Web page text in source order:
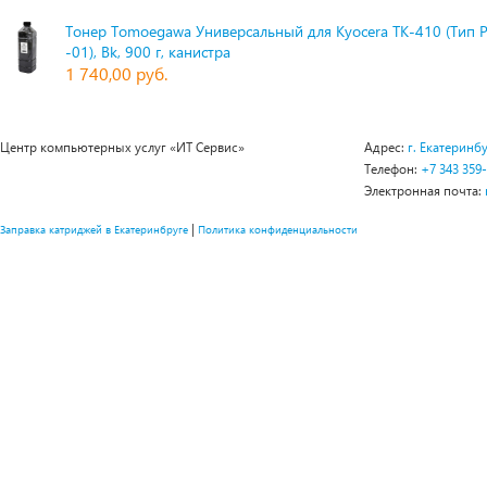
Тонер Tomoegawa Универсальный для Kyocera TK-410 (Тип
-01), Bk, 900 г, канистра
1 740,00 руб.
Центр компьютерных услуг «ИТ Сервис» Адрес: г.
Телефон: +7 343
Электронная почта:
Заправка катриджей в Екатеринбруге | Политика конфиденциальности